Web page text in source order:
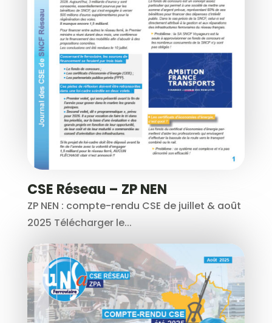
CSE Réseau – ZP NEN
ZP NEN : compte-rendu CSE de juillet & août
2025 Télécharger le...